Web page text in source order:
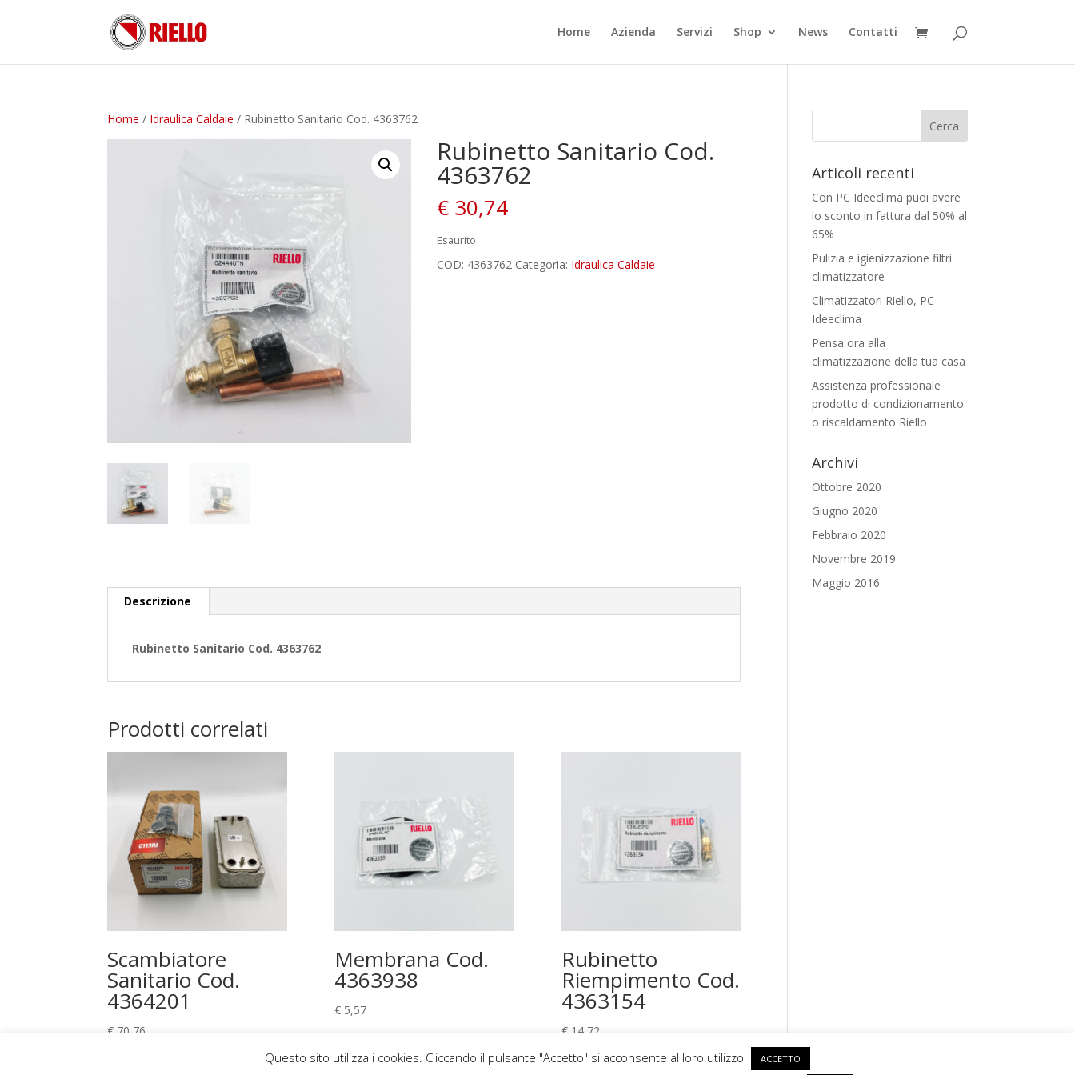
Home Azienda Servizi Shop News Contatti
Home / Idraulica Caldaie / Rubinetto Sanitario Cod. 4363762
Rubinetto Sanitario Cod.
4363762
€ 30,74
Esaurito
COD: 4363762 Categoria: Idraulica Caldaie
Descrizione
Rubinetto Sanitario Cod. 4363762
Prodotti correlati
Scambiatore
Sanitario Cod.
4364201
€ 70,76
Membrana Cod.
4363938
€5,57
Rubinetto
Riempimento Cod.
4363154
€14,72
Articoli recenti
Con PC Ideeclima puoi avere
lo sconto in fattura dal 50% al
65%
Pulizia e igienizzazione filtri
climatizzatore
Climatizzatori Riello, PC
Ideeclima
Pensa ora alla
climatizzazione della tua casa
Assistenza professionale
prodotto di condizionamento
o riscaldamento Riello
Archivi
Ottobre 2020
Giugno 2020
Febbraio 2020
Novembre 2019
Maggio 2016
Questo sito utilizza i cookies. Cliccando il pulsante "Accetto" si acconsente al loro utilizzo ACCETTO